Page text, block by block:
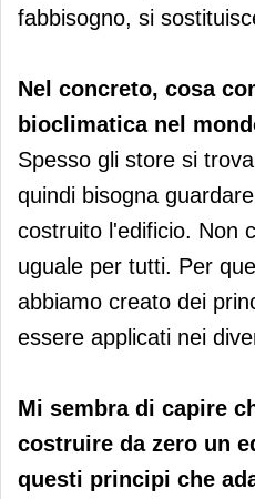
fabbisogno, si
Nel concreto, cosa
bioclimatica nel
Spesso gli store si
quindi bisogna
costruito l'edificio. Non
uguale per tutti. Per
abbiamo creato dei
essere applicati nei
Mi sembra di capire
costruire da zero un
questi principi che